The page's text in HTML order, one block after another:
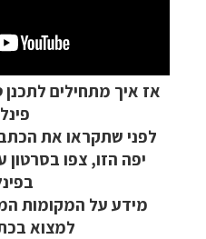
אז איך מתחילים לתכנן
לפני שתקראו את
מידע על המקומות
למצוא